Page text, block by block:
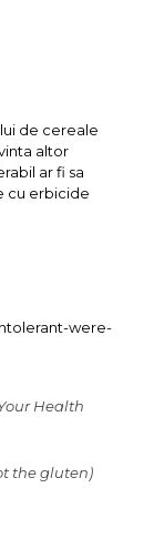
de cereale
altor
ar fi sa
cu erbicide
were-
Health
the gluten)